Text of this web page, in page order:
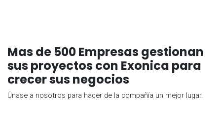
Mas de 500 Empresas gestionan
sus proyectos con Exonica para
crecer sus negocios
Únase a nosotros para hacer de la compañía un mejor lugar.